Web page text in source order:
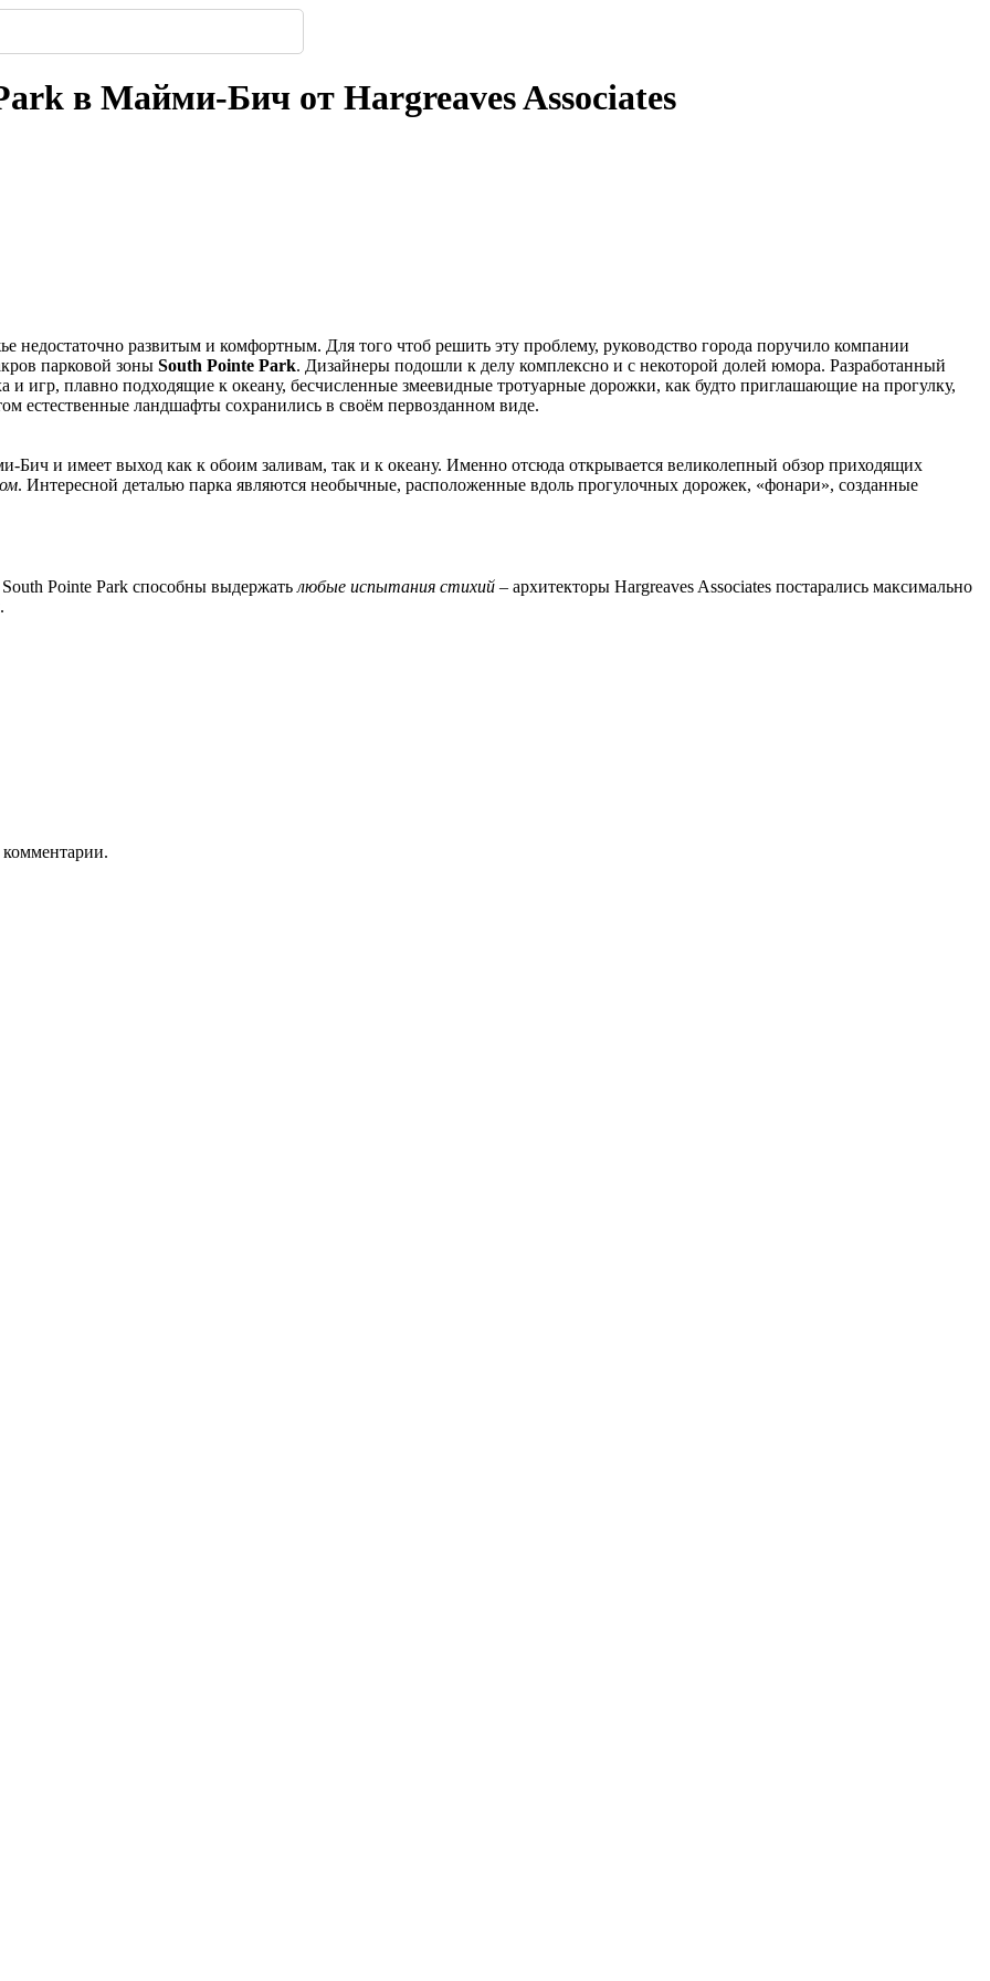
в Майми-Бич от Hargreaves Associates
недостаточно развитым и комфортным. Для того чтоб решить эту проблему, руководство города поручило компании
парковой зоны South Pointe Park. Дизайнеры подошли к делу комплексно и с некоторой долей юмора. Разработанный
игр, плавно подходящие к океану, бесчисленные змеевидные тротуарные дорожки, как будто приглашающие на прогулку,
естественные ландшафты сохранились в своём первозданном виде.
Бич и имеет выход как к обоим заливам, так и к океану. Именно отсюда открывается великолепный обзор приходящих
. Интересной деталью парка являются необычные, расположенные вдоль прогулочных дорожек, «фонари», созданные
Pointe Park способны выдержать любые испытания стихий – архитекторы Hargreaves Associates постарались максимально
комментарии.